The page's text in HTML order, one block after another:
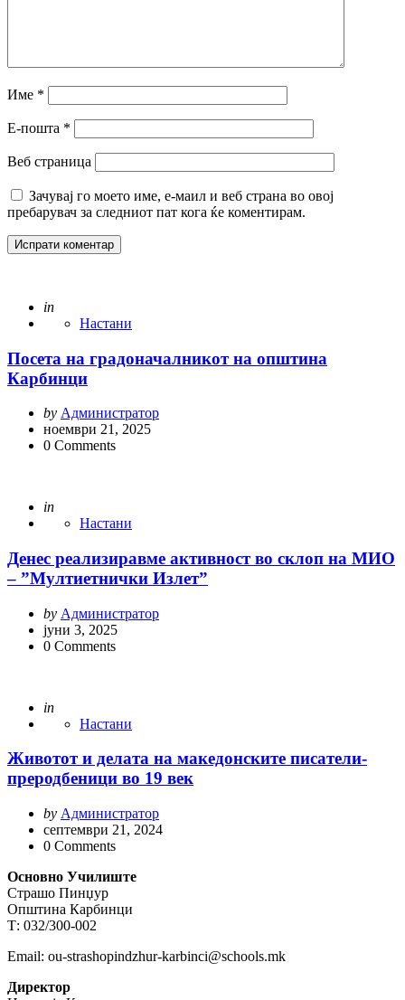
Име *
Е-пошта *
Веб страница
Зачувај го моето име, е-маил и веб страна во овој
пребарувач за следниот пат кога ќе коментирам.
Posted
in
Настани
Посета на градоначалникот на општина
Карбинци
Posted
by
by Администратор
ноември 21, 2025
0 Comments
Posted
in
Настани
Денес реализиравме активност во склоп на МИО
– ”Мултиетнички Излет”
Posted
by
by Администратор
јуни 3, 2025
0 Comments
Posted
in
Настани
Животот и делата на македонските писатели-
преродбеници во 19 век
Posted
by
by Администратор
септември 21, 2024
0 Comments
Основно Училиште
Страшо Пинџур
Општина Карбинци
Т: 032/300-002
Email: ou-strashopindzhur-karbinci@schools.mk
Директор